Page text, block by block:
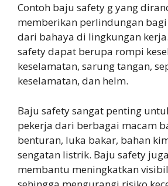
Contoh baju safety g yang
memberikan perlindungan
dari bahaya di lingkungan
safety dapat berupa rompi
keselamatan, sarung tangan,
keselamatan, dan helm.
Baju safety sangat penting
pekerja dari berbagai macam
benturan, luka bakar, bahan
sengatan listrik. Baju safety
membantu meningkatkan